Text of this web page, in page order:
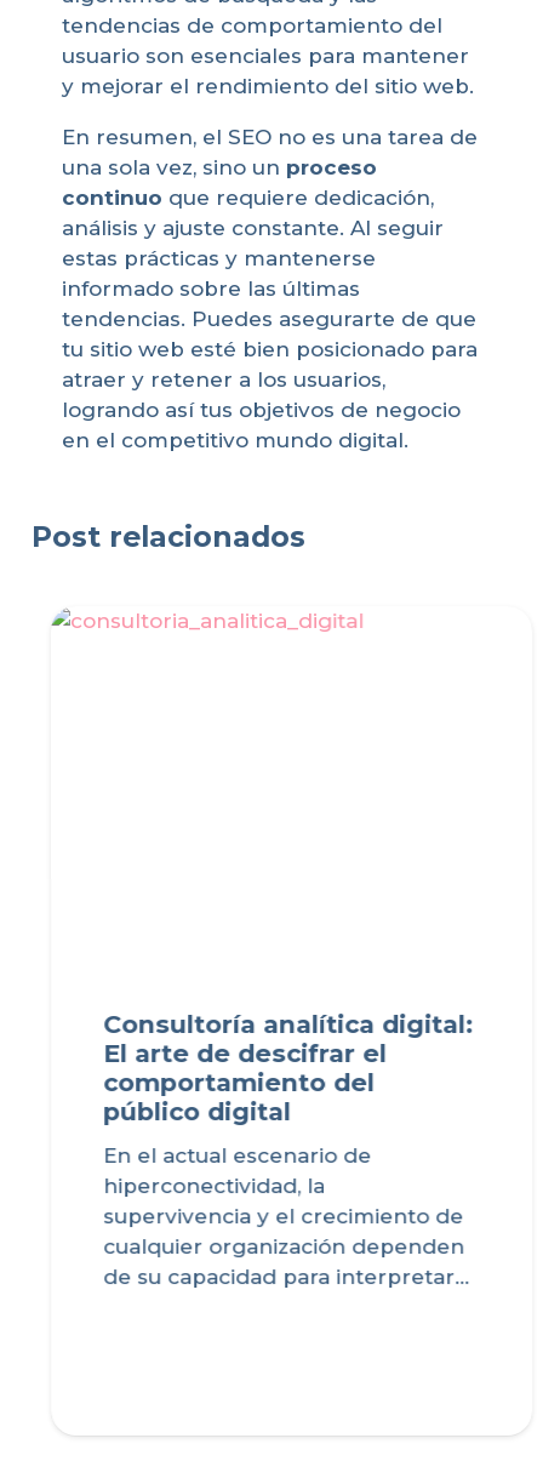
tendencias de comportamiento del
usuario son esenciales para mantener
y mejorar el rendimiento del sitio web.
En resumen, el SEO no es una tarea de
una sola vez, sino un proceso
continuo que requiere dedicación,
análisis y ajuste constante. Al seguir
estas prácticas y mantenerse
informado sobre las últimas
tendencias. Puedes asegurarte de que
tu sitio web esté bien posicionado para
atraer y retener a los usuarios,
logrando así tus objetivos de negocio
en el competitivo mundo digital.
Post relacionados
Consultoría analítica digital:
El arte de descifrar el
comportamiento del
público digital
En el actual escenario de
hiperconectividad, la
supervivencia y el crecimiento de
cualquier organización dependen
de su capacidad para interpretar…